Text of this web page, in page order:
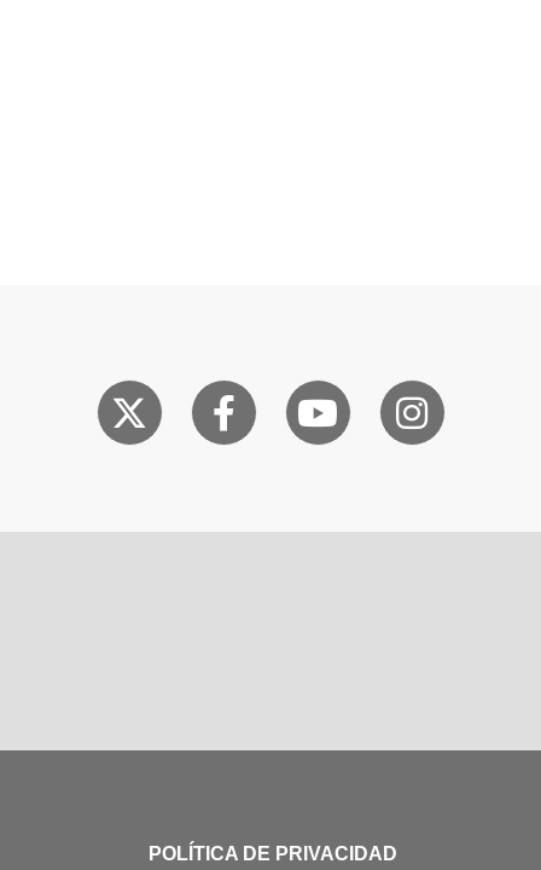
POLÍTICA DE PRIVACIDAD